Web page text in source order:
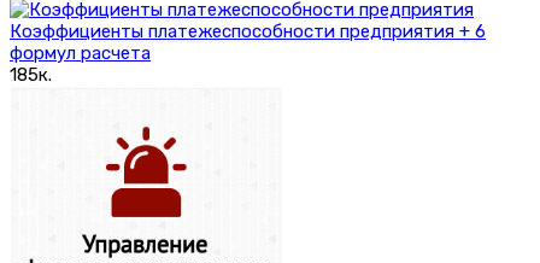
Коэффициенты платежеспособности предприятия + 6
формул расчета
185к.